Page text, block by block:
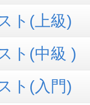
ト(上級)
ト(中級 )
ト(入門)